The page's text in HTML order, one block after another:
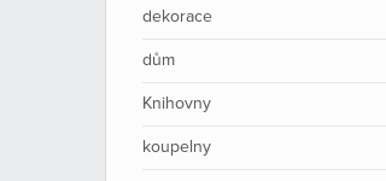
dekorace
dům
Knihovny
koupelny